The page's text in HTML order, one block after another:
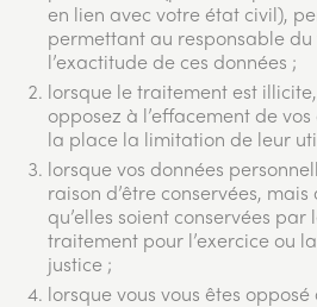
en lien avec votre état civil),
permettant au responsable
l’exactitude de ces données ;
lorsque le traitement est
opposez à l’effacement de
la place la limitation de leur
lorsque vos données
raison d’être conservées,
qu’elles soient conservées
traitement pour l’exercice ou
justice ;
lorsque vous vous êtes